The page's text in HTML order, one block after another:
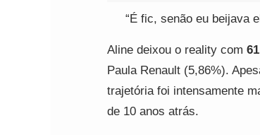
“É fic, senão eu beijava
Aline deixou o reality com
Paula Renault (5,86%).
trajetória foi intensamente
de 10 anos atrás.